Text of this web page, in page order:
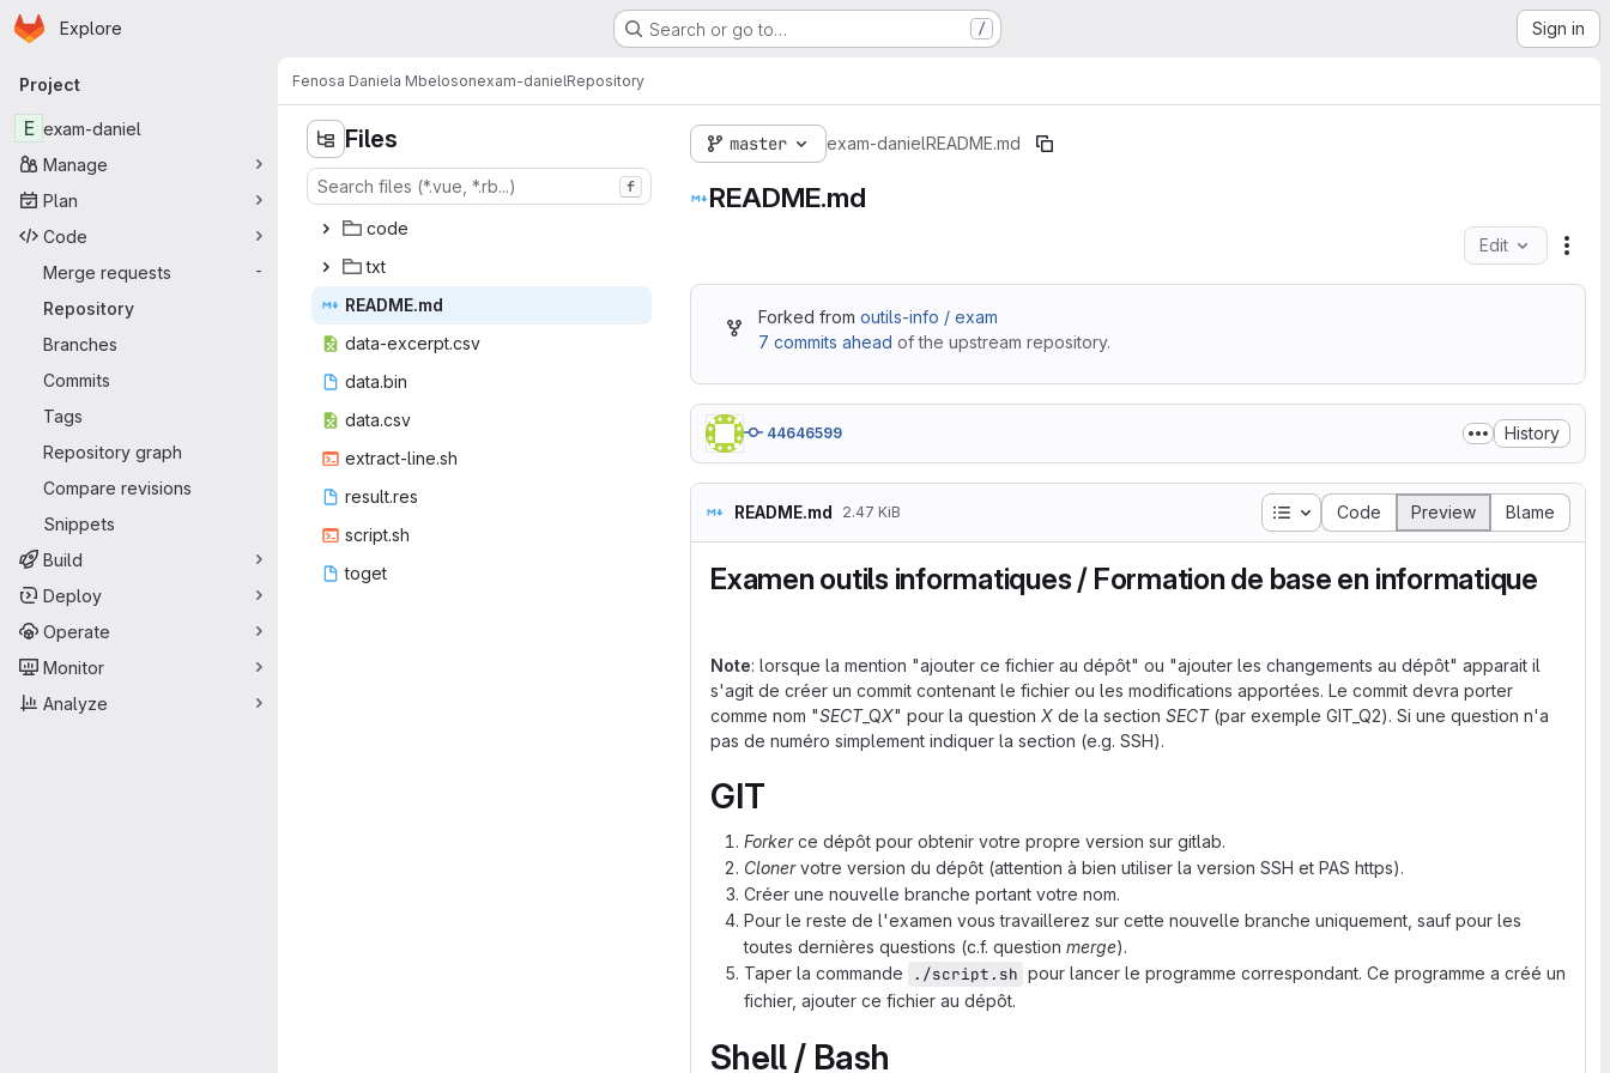
Skip to main content
Homepage
Explore Search or go to… / Sign in
Primary navigation
Project
E exam-daniel
Manage
Plan
Code
Merge requests
-
Repository
Branches
Commits
Tags
Repository graph
Compare revisions
Snippets
Build
Deploy
Operate
Monitor
Analyze
Fenosa Daniela Mbelosonexam-danielRepository
Files
f
co‎de‎
t‎xt‎
READ‎ME.md‎
data-exc‎erpt.csv‎
data‎.bin‎
data‎.csv‎
extract‎-line.sh‎
resul‎t.res‎
scri‎pt.sh‎
to‎get‎
master exam-danielREADME.md
README.md
Edit
Forked from outils-info / exam
7 commits ahead of the upstream repository.
44646599 History
README.md 2.47 KiB Table of contents
Code Preview Blame
Examen outils informatiques / Formation de base en informatique
Note: lorsque la mention "ajouter ce fichier au dépôt" ou "ajouter les changements au dépôt" apparait il
s'agit de créer un commit contenant le fichier ou les modifications apportées. Le commit devra porter
comme nom "SECT_QX" pour la question X de la section SECT(par exemple GIT_Q2). Si une question n'a
pas de numéro simplement indiquer la section (e.g. SSH).
GIT
Forkerce dépôt pour obtenir votre propre version sur gitlab.
Clonervotre version du dépôt (attention à bien utiliser la version SSH et PAS https).
Créer une nouvelle branche portant votre nom.
Pour le reste de l'examen vous travaillerez sur cette nouvelle branche uniquement, sauf pour les
toutes dernières questions (c.f. question merge).
Taper la commande
./script.sh pour lancer le programme correspondant. Ce programme a créé un
fichier, ajouter ce fichier au dépôt.
Shell / Bash